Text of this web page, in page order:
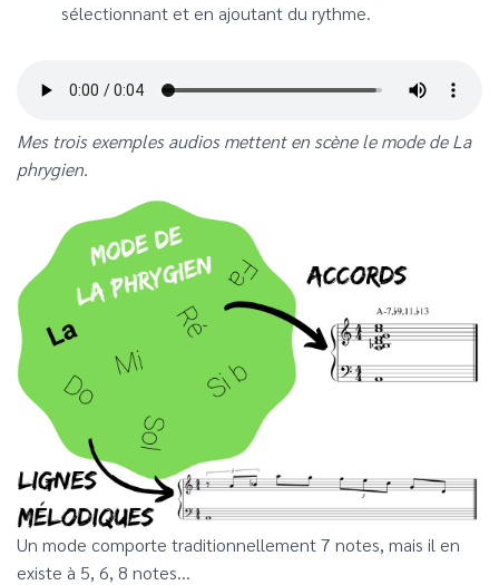
sélectionnant et en ajoutant du rythme.
Mes trois exemples audios mettent en scène le mode de La
phrygien.
Un mode comporte traditionnellement 7 notes, mais il en
existe à 5, 6, 8 notes…